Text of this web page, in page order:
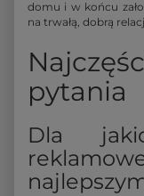
domu i w końcu
na trwałą, dobrą
pytania
Dla